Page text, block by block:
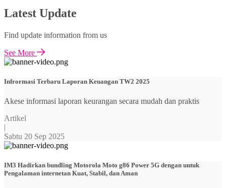
Latest Update
Find update information from us
See More
Infrormasi Terbaru Laporan Keuangan TW2 2025
Akese informasi laporan keurangan secara mudah dan praktis
Artikel
|
Sabtu 20 Sep 2025
IM3 Hadirkan bundling Motorola Moto g86 Power 5G dengan untuk
Pengalaman internetan Kuat, Stabil, dan Aman